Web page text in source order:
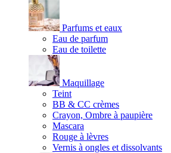
Parfums et eaux
Eau de parfum
Eau de toilette
Maquillage
Teint
BB & CC crèmes
Crayon, Ombre à paupière
Mascara
Rouge à lèvres
Vernis à ongles et dissolvants